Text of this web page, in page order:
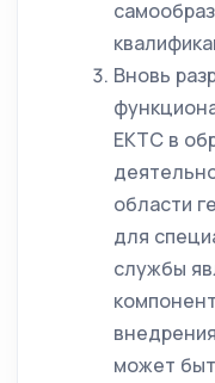
Вновь
ЕКТС в
области
для
службы
может